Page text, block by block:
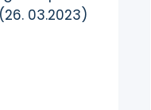
03.2023)